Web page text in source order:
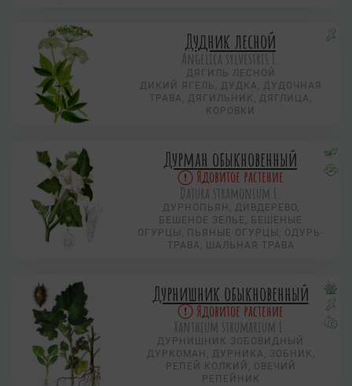
Дудник лесной
Angelica sylvestris L.
ДЯГИЛЬ ЛЕСНОЙ
ДИКИЙ ЯГЕЛЬ, ДУДКА, ДУДОЧНАЯ
ТРАВА, ДЯГИЛЬНИК, ДЯГЛИЦА,
КОРОВКИ
Дурман обыкновенный
Ядовитое растение
Datura stramonium L.
ДУРНОПЬЯН, ДИВДЕРЕВО,
БЕШЕНОЕ ЗЕЛЬЕ, БЕШЕНЫЕ
ОГУРЦЫ, ПЬЯНЫЕ ОГУРЦЫ, ОДУРЬ-
ТРАВА, ШАЛЬНАЯ ТРАВА
Дурнишник обыкновенный
Ядовитое растение
Xanthium strumarium L.
ДУРНИШНИК ЗОБОВИДНЫЙ
ДУРКОМАН, ДУРНИКА, ЗОБНИК,
РЕПЕЙ КОЛКИЙ, ОВЕЧИЙ
РЕПЕЙНИК